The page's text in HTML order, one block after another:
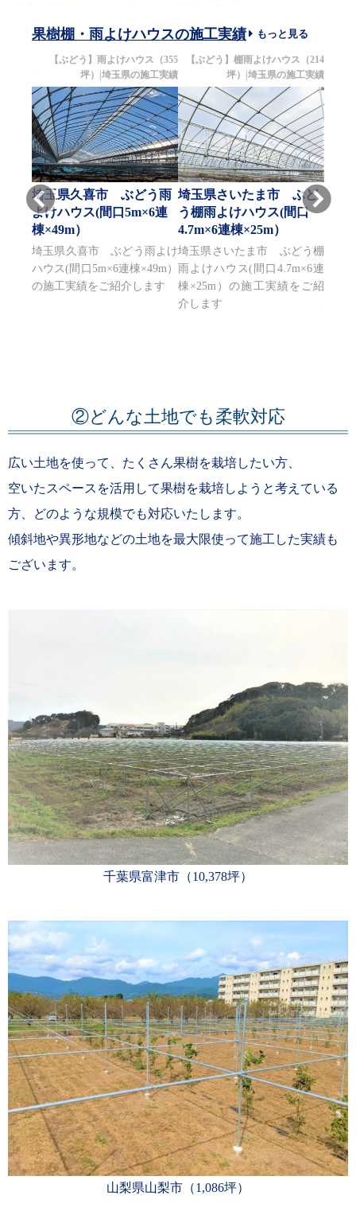
果樹棚・雨よけハウスの施工実績 もっと見る
【ぶどう】雨よけハウス（355
坪）|埼玉県の施工実績
埼玉県久喜市 ぶどう雨
よけハウス(間口5m×6連
棟×49m）
埼玉県久喜市 ぶどう雨よけ
ハウス(間口5m×6連棟×49m）
の施工実績をご紹介します
【ぶどう】棚雨よけハウス（214
坪）|埼玉県の施工実績
埼玉県さいたま市 ぶど
う棚雨よけハウス(間口
4.7m×6連棟×25m）
埼玉県さいたま市 ぶどう棚
雨よけハウス(間口4.7m×6連
棟×25m）の施工実績をご紹
介します
埼
雨よ
②どんな土地でも柔軟対応
広い土地を使って、たくさん果樹を栽培したい方、
空いたスペースを活用して果樹を栽培しようと考えている
方、どのような規模でも対応いたします。
傾斜地や異形地などの土地を最大限使って施工した実績も
ございます。
千葉県富津市（10,378坪）
山梨県山梨市（1,086坪）